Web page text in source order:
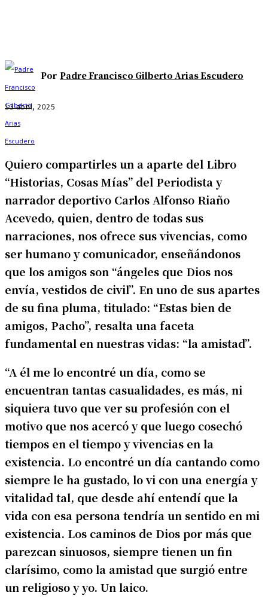
Por Padre Francisco Gilberto Arias Escudero
13 abril, 2025
Quiero compartirles un a aparte del Libro
“Historias, Cosas Mías” del Periodista y
narrador deportivo Carlos Alfonso Riaño
Acevedo, quien, dentro de todas sus
narraciones, nos ofrece sus vivencias, como
ser humano y comunicador, enseñándonos
que los amigos son “ángeles que Dios nos
envía, vestidos de civil”. En uno de sus apartes
de su fina pluma, titulado: “Estas bien de
amigos, Pacho”, resalta una faceta
fundamental en nuestras vidas: “la amistad”.
“A él me lo encontré un día, como se
encuentran tantas casualidades, es más, ni
siquiera tuvo que ver su profesión con el
motivo que nos acercó y que luego cosechó
tiempos en el tiempo y vivencias en la
existencia. Lo encontré un día cantando como
siempre le ha gustado, lo vi con una energía y
vitalidad tal, que desde ahí entendí que la
vida con esa persona tendría un sentido en mi
existencia. Los caminos de Dios por más que
parezcan sinuosos, siempre tienen un fin
clarísimo, como la amistad que surgió entre
un religioso y yo. Un laico.